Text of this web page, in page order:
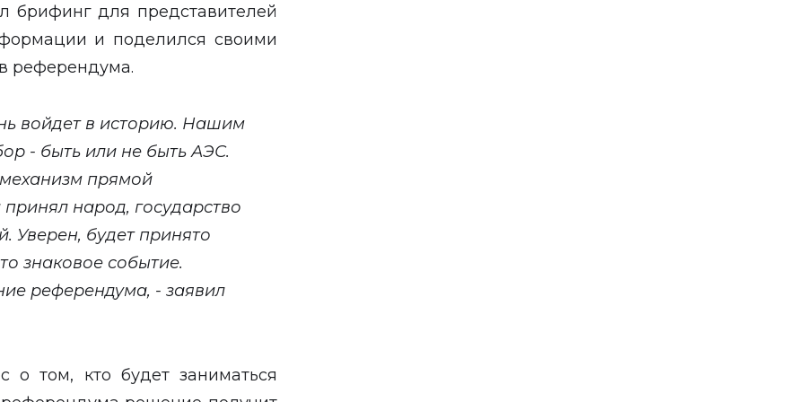
брифинг для представителей
и поделился своими
референдума.
войдет в историю. Нашим
- быть или не быть АЭС.
прямой
народ, государство
Уверен, будет принято
знаковое событие.
референдума, - заявил
о том, кто будет заниматься